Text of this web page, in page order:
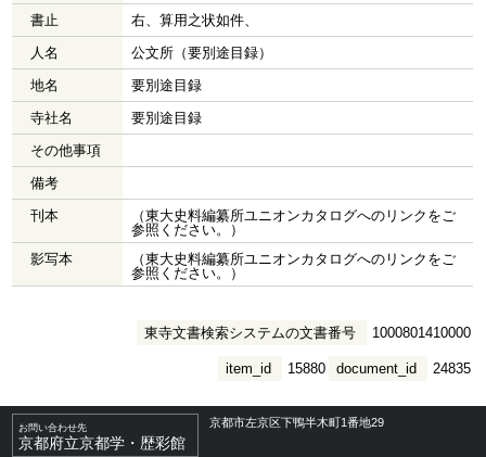
書止
右、算用之状如件、
人名
公文所（要別途目録）
地名
要別途目録
寺社名
要別途目録
その他事項
備考
刊本
（東大史料編纂所ユニオンカタログへのリンクをご
参照ください。）
影写本
（東大史料編纂所ユニオンカタログへのリンクをご
参照ください。）
東寺文書検索システムの文書番号 1000801410000
document_id 24835
item_id 15880
お問い合わせ先
京都府立京都学・歴彩館
京都市左京区下鴨半木町1番地29